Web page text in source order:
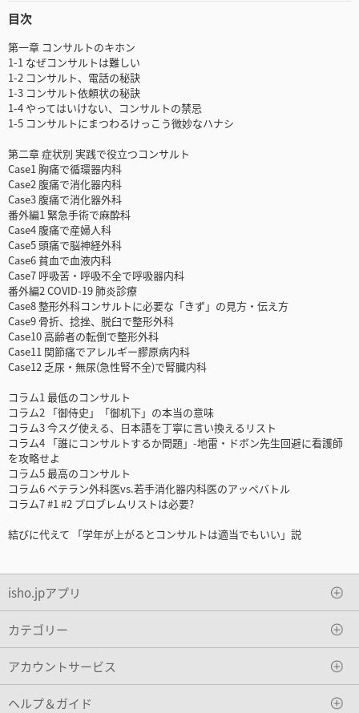
目次
第一章 コンサルトのキホン
1-1 なぜコンサルトは難しい
1-2 コンサルト、電話の秘訣
1-3 コンサルト依頼状の秘訣
1-4 やってはいけない、コンサルトの禁忌
1-5 コンサルトにまつわるけっこう微妙なハナシ
第二章 症状別 実践で役立つコンサルト
Case1 胸痛で循環器内科
Case2 腹痛で消化器内科
Case3 腹痛で消化器外科
番外編1 緊急手術で麻酔科
Case4 腹痛で産婦人科
Case5 頭痛で脳神経外科
Case6 貧血で血液内科
Case7 呼吸苦・呼吸不全で呼吸器内科
番外編2 COVID-19 肺炎診療
Case8 整形外科コンサルトに必要な「きず」の見方・伝え方
Case9 骨折、捻挫、脱臼で整形外科
Case10 高齢者の転倒で整形外科
Case11 関節痛でアレルギー膠原病内科
Case12 乏尿・無尿(急性腎不全)で腎臓内科
コラム1 最低のコンサルト
コラム2 「御侍史」「御机下」の本当の意味
コラム3 今スグ使える、日本語を丁寧に言い換えるリスト
コラム4 「誰にコンサルトするか問題」-地雷・ドボン先生回避に看護師
を攻略せよ
コラム5 最高のコンサルト
コラム6 ベテラン外科医vs.若手消化器内科医のアッペバトル
コラム7 #1 #2 プロブレムリストは必要?
結びに代えて 「学年が上がるとコンサルトは適当でもいい」説
isho.jpアプリ
カテゴリー
アカウントサービス
ヘルプ＆ガイド